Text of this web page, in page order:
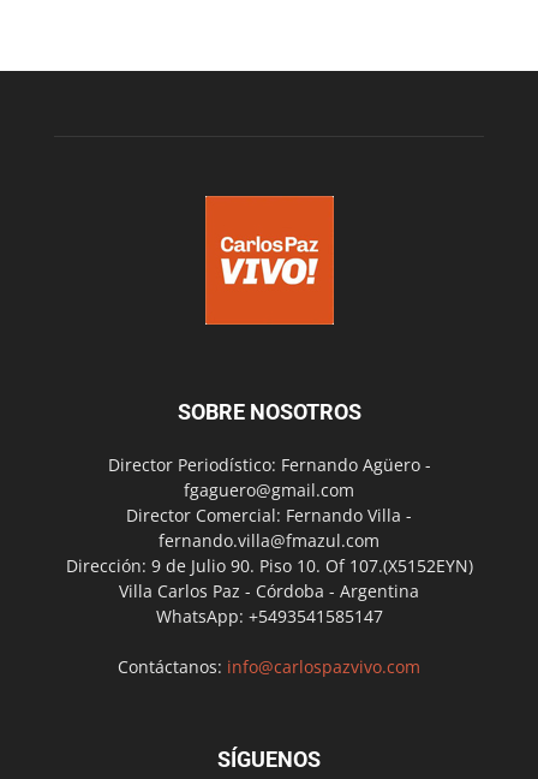
SOBRE NOSOTROS
Director Periodístico: Fernando Agüero -
fgaguero@gmail.com
Director Comercial: Fernando Villa -
fernando.villa@fmazul.com
Dirección: 9 de Julio 90. Piso 10. Of 107.(X5152EYN)
Villa Carlos Paz - Córdoba - Argentina
WhatsApp: +5493541585147
Contáctanos: info@carlospazvivo.com
SÍGUENOS